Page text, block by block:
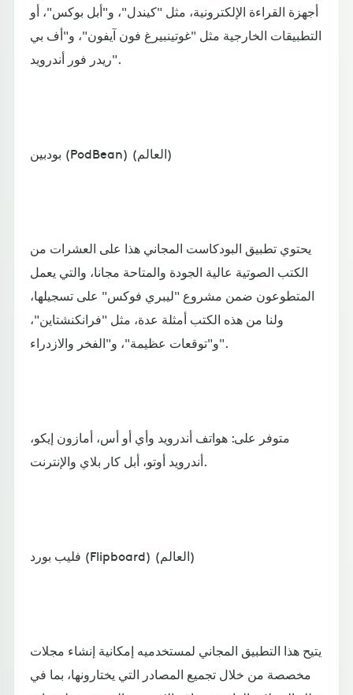
أجهزة القراءة الإلكترونية، مثل "كيندل"، و"أبل بوكس"، أو
التطبيقات الخارجية مثل "غوتينبيرغ فون آيفون"، و"أف بي
ريدر فور أندرويد".
بودبين (PodBean) (العالم)
يحتوي تطبيق البودكاست المجاني هذا على العشرات من
الكتب الصوتية عالية الجودة والمتاحة مجانا، والتي يعمل
المتطوعون ضمن مشروع "ليبري فوكس" على تسجيلها،
ولنا من هذه الكتب أمثلة عدة، مثل "فرانكنشتاين"،
و"توقعات عظيمة"، و"الفخر والازدراء".
متوفر على: هواتف أندرويد وأي أو أس، أمازون إيكو،
أندرويد أوتو، أبل كار بلاي والإنترنت.
فليب بورد (Flipboard) (العالم)
يتيح هذا التطبيق المجاني لمستخدميه إمكانية إنشاء مجلات
مخصصة من خلال تجميع المصادر التي يختارونها، بما في